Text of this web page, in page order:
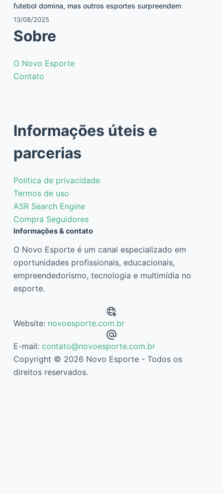
futebol domina, mas outros esportes surpreendem
13/08/2025
Sobre
O Novo Esporte
Contato
Informações úteis e
parcerias
Política de privacidade
Termos de uso
ASR Search Engine
Compra Seguidores
Informações & contato
O Novo Esporte é um canal especializado em
oportunidades profissionais, educacionais,
empreendedorismo, tecnologia e multimídia no
esporte.
Website: novoesporte.com.br
E-mail: contato@novoesporte.com.br
Copyright © 2026 Novo Esporte - Todos os
direitos reservados.